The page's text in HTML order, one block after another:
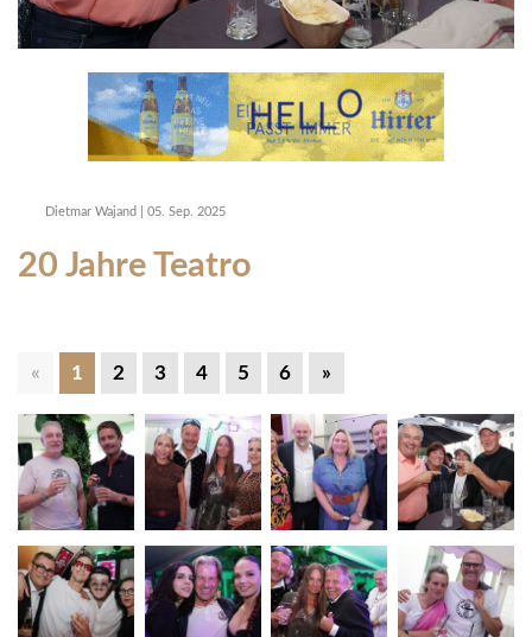
Dietmar Wajand 05. Sep. 2025
20 Jahre Teatro
« 1 2 3 4 5 6 »